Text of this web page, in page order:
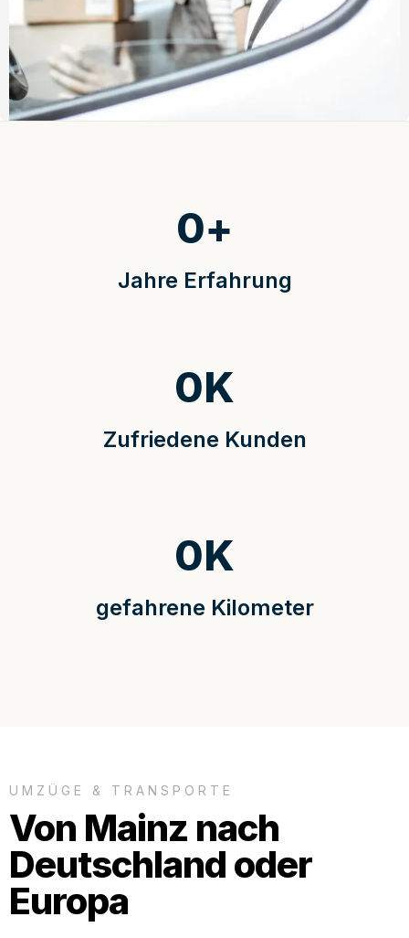
Jahre Erfahrung
0+
Zufriedene Kunden
0K
gefahrene Kilometer
0K
UMZÜGE & TRANSPORTE
Von Mainz nach
Deutschland oder
Europa